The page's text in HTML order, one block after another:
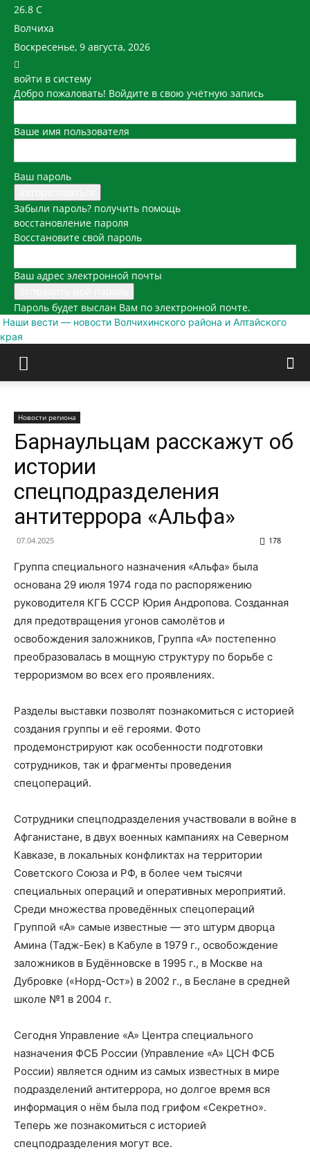
26.8 C
Волчиха
Воскресенье, 9 августа, 2026
войти в систему
Добро пожаловать! Войдите в свою учётную запись
Ваше имя пользователя
Ваш пароль
Забыли пароль? получить помощь
восстановление пароля
Восстановите свой пароль
Ваш адрес электронной почты
Пароль будет выслан Вам по электронной почте.
Наши вести — новости Волчихинского района и Алтайского
края
Новости региона
Барнаульцам расскажут об
истории
спецподразделения
антитеррора «Альфа»
07.04.2025 178
Группа специального назначения «Альфа» была
основана 29 июля 1974 года по распоряжению
руководителя КГБ СССР Юрия Андропова. Созданная
для предотвращения угонов самолётов и
освобождения заложников, Группа «А» постепенно
преобразовалась в мощную структуру по борьбе с
терроризмом во всех его проявлениях.
Разделы выставки позволят познакомиться с историей
создания группы и её героями. Фото
продемонстрируют как особенности подготовки
сотрудников, так и фрагменты проведения
спецопераций.
Сотрудники спецподразделения участвовали в войне в
Афганистане, в двух военных кампаниях на Северном
Кавказе, в локальных конфликтах на территории
Советского Союза и РФ, в более чем тысячи
специальных операций и оперативных мероприятий.
Среди множества проведённых спецопераций
Группой «А» самые известные — это штурм дворца
Амина (Тадж-Бек) в Кабуле в 1979 г., освобождение
заложников в Будённовске в 1995 г., в Москве на
Дубровке («Норд-Ост») в 2002 г., в Беслане в средней
школе №1 в 2004 г.
Сегодня Управление «А» Центра специального
назначения ФСБ России (Управление «А» ЦСН ФСБ
России) является одним из самых известных в мире
подразделений антитеррора, но долгое время вся
информация о нём была под грифом «Секретно».
Теперь же познакомиться с историей
спецподразделения могут все.